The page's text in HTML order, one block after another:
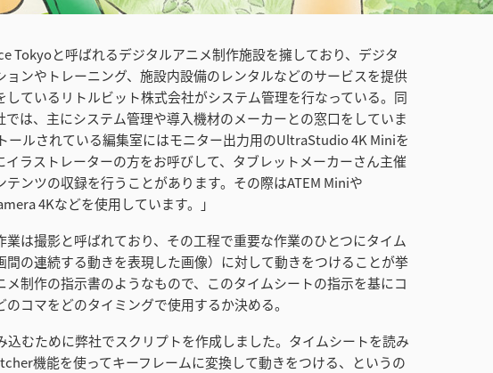
Tokyoと呼ばれるデジタルアニメ制作施設を擁しており、デジタ
ョンやトレーニング、施設内設備のレンタルなどのサービスを提供
しているリトルビット株式会社がシステム管理を行なっている。同
は、主にシステム管理や導入機材のメーカーとの窓口をしていま
ールされている編集室にはモニター出力用のUltraStudio 4K Miniを
ラストレーターの方をお呼びして、タブレットメーカーさん主催
ンツの収録を行うことがあります。その際はATEM Miniや
4Kなどを使用しています。」
は撮影と呼ばれており、その工程で重要な作業のひとつにタイム
間の連続する動きを表現した画像）に対して動きをつけることが挙
制作の指示書のようなもので、このタイムシートの指示を基にコ
コマをどのタイミングで使用するか決める。
込むために弊社でスクリプトを作成しました。タイムシートを読み
機能を使ってキーフレームに変換して動きをつける、というの